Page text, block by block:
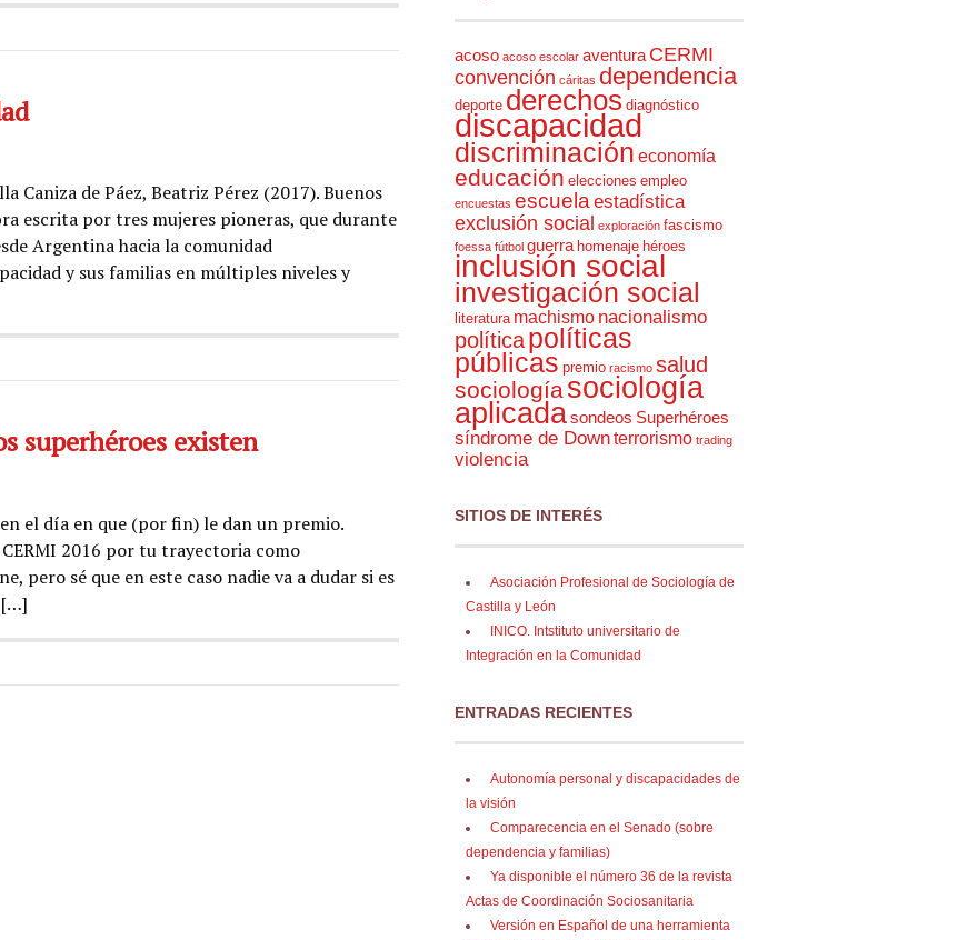
Caniza de Páez, Beatriz Pérez (2017). Buenos
escrita por tres mujeres pioneras, que durante
Argentina hacia la comunidad
y sus familias en múltiples niveles y
superhéroes existen
el día en que (por fin) le dan un premio.
2016 por tu trayectoria como
pero sé que en este caso nadie va a dudar si es
[…]
acoso acoso escolar aventura CERMI
convención cáritas dependencia
deporte derechos diagnóstico
discapacidad
discriminación economía
educación elecciones empleo
encuestas escuela estadística
exclusión social exploración fascismo
foessa fútbol guerra homenaje héroes
inclusión social
investigación social
literatura machismo nacionalismo
políticapolíticas
públicas premio racismo salud
sociologíasociología
aplicadasondeos Superhéroes
síndrome de Downterrorismo trading
violencia
SITIOS DE INTERÉS
Asociación Profesional de Sociología de
Castilla y León
INICO. Intstituto universitario de
Integración en la Comunidad
ENTRADAS RECIENTES
Autonomía personal y discapacidades de
la visión
Comparecencia en el Senado (sobre
dependencia y familias)
Ya disponible el número 36 de la revista
Actas de Coordinación Sociosanitaria
Versión en Español de una herramienta